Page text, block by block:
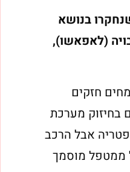
בנושא
(לאפאשו),
חזקים
מערכת
אבל הרכב
מוסמך